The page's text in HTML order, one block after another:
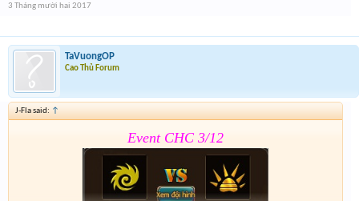
Sr ae qua bận wa nên giờ mới lên
3 Tháng mười hai 2017
TaVuongOP
Cao Thủ Forum
J-Fla said: ↑
Event CHC 3/12